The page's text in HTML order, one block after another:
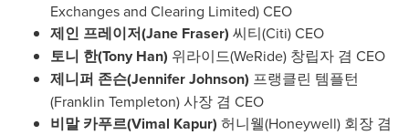
Exchanges and Clearing Limited)CEO
제인 프레이저(Jane Fraser) 씨티(Citi)CEO
토니 한(Tony Han) 위라이드(WeRide) 창립자 겸 CEO
제니퍼 존슨(Jennifer Johnson) 프랭클린 템플턴
(Franklin Templeton)사장 겸 CEO
비말 카푸르(Vimal Kapur) 허니웰(Honeywell) 회장 겸